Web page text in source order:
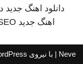
دانلود اهنگ جدید
اهنگ جدید
Neve | با نیروی